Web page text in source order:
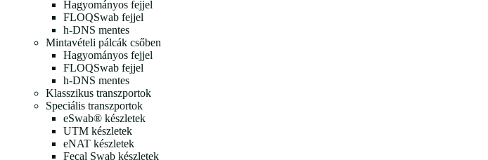
Hagyományos fejjel
FLOQSwab fejjel
h-DNS mentes
Mintavételi pálcák csőben
Hagyományos fejjel
FLOQSwab fejjel
h-DNS mentes
Klasszikus transzportok
Speciális transzportok
eSwab® készletek
UTM készletek
eNAT készletek
Fecal Swab készletek